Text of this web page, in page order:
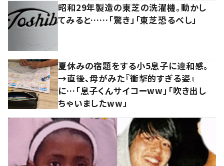
昭和29年製造の東芝の洗濯機。動かし
てみると……「驚き」「東芝恐るべし」
夏休みの宿題をする小5息子に違和感。
→直後、母がみた『衝撃的すぎる姿』
に…「息子くんサイコーww」「吹き出し
ちゃいましたww」